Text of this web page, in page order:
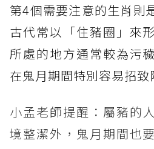
第4個需要注意的生肖則
古代常以「住豬圈」來
所處的地方通常較為污
在鬼月期間特別容易招致
小孟老師提醒：屬豬的
境整潔外，鬼月期間也